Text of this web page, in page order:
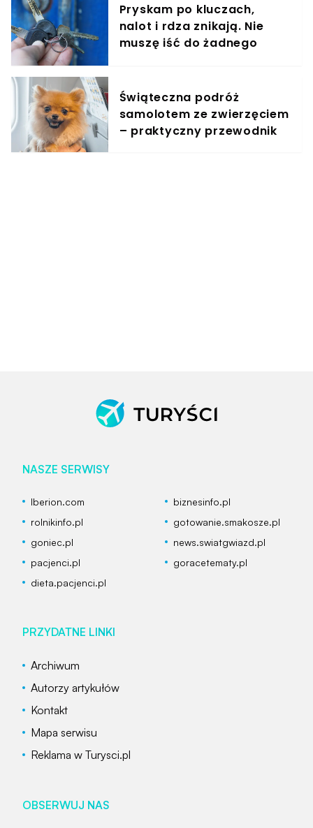
Pryskam po kluczach,
nalot i rdza znikają. Nie
muszę iść do żadnego
Świąteczna podróż
samolotem ze zwierzęciem
– praktyczny przewodnik
NASZE SERWISY
Iberion.com
biznesinfo.pl
rolnikinfo.pl
gotowanie.smakosze.pl
goniec.pl
news.swiatgwiazd.pl
pacjenci.pl
goracetematy.pl
dieta.pacjenci.pl
PRZYDATNE LINKI
Archiwum
Autorzy artykułów
Kontakt
Mapa serwisu
Reklama w Turysci.pl
OBSERWUJ NAS